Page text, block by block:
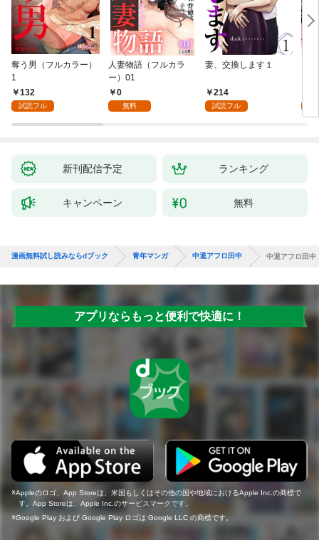
奪う男（フルカラー）
1
132
試読フル
人妻物語（フルカラ
ー）01
0
無料
妻、交換します１
214
試読フル
な
新刊配信予定 ランキング
キャンペーン 無料
漫画無料試し読みならdブック 青年マンガ 中退アフロ田中 中退アフロ田中
アプリならもっと便利で快適に！
Appleのロゴ、App Storeは、米国もしくはその他の国や地域におけるApple Inc.の商標で
す。App Storeは、Apple Inc.のサービスマークです。
Google Play および Google Play ロゴは Google LLC の商標です。